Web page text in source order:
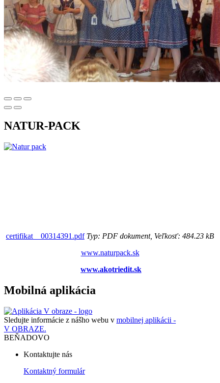
NATUR-PACK
certifikat__00314391.pdfTyp: PDF dokument, Veľkosť: 484.23 kB
www.naturpack.sk
www.akotriedit.sk
Mobilná aplikácia
Sledujte informácie z nášho webu v mobilnej aplikácii -
V OBRAZE.
BEŇADOVO
Kontaktujte nás
Kontaktný formulár